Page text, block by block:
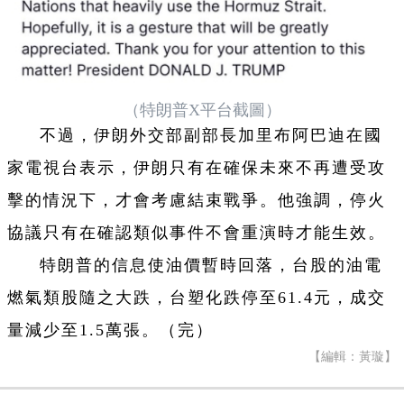
（特朗普X平台截圖）
不過，伊朗外交部副部長加里布阿巴迪在國
家電視台表示，伊朗只有在確保未來不再遭受攻
擊的情況下，才會考慮結束戰爭。他強調，停火
協議只有在確認類似事件不會重演時才能生效。
特朗普的信息使油價暫時回落，台股的油電
燃氣類股隨之大跌，台塑化跌停至61.4元，成交
量減少至1.5萬張。（完）
【編輯：黃璇】